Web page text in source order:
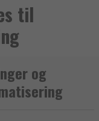
til
og